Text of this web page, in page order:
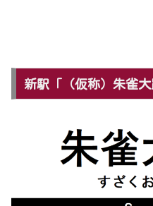
新駅「（仮称）朱雀